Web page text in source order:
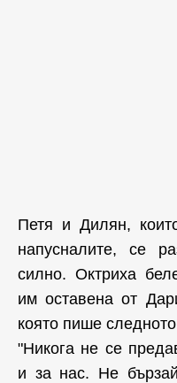
Петя и Дилян,
напусналите, се
силно. Октриха
им оставена от
която пише
"Никога не се
и за нас. Не